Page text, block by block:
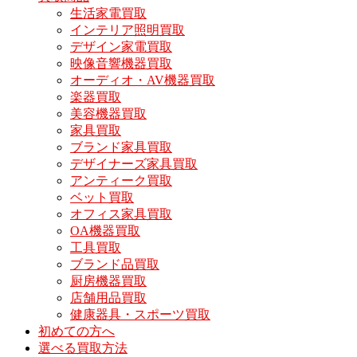
生活家電買取
インテリア照明買取
デザイン家電買取
映像音響機器買取
オーディオ・AV機器買取
楽器買取
美容機器買取
家具買取
ブランド家具買取
デザイナーズ家具買取
アンティーク買取
ベット買取
オフィス家具買取
OA機器買取
工具買取
ブランド品買取
厨房機器買取
店舗用品買取
健康器具・スポーツ買取
初めての方へ
選べる買取方法